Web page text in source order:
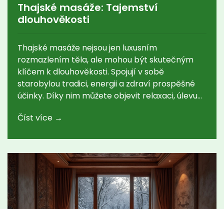
Thajské masáže: Tajemství
dlouhověkosti
Thajské masáže nejsou jen luxusním
rozmazlením těla, ale mohou být skutečným
klíčem k dlouhověkosti. Spojují v sobě
starobylou tradici, energii a zdraví prospěšné
účinky. Díky nim můžete objevit relaxaci, úlevu
tajemství, která se skrývá za těmito prastarými
Číst více →